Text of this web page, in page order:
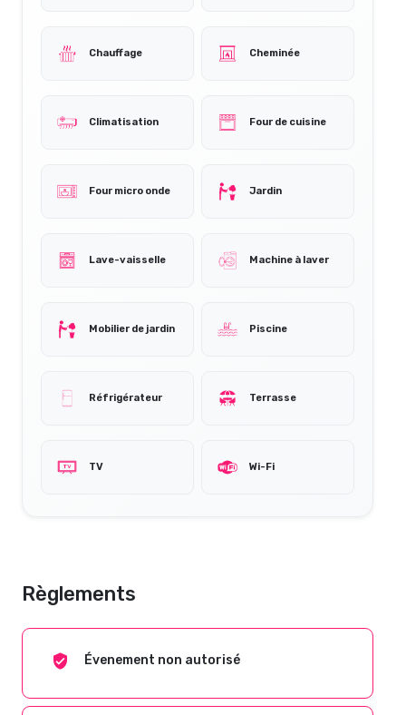
Chauffage Cheminée
Climatisation Four de cuisine
Four micro onde Jardin
Lave-vaisselle Machine à laver
Mobilier de jardin Piscine
Réfrigérateur Terrasse
TV Wi-Fi
Règlements
Évenement non autorisé